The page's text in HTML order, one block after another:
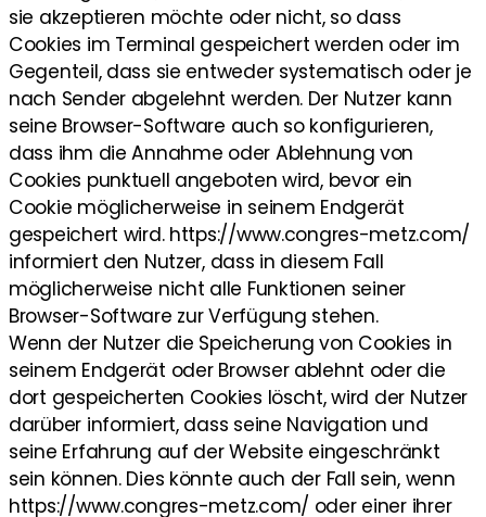
sie akzeptieren möchte oder nicht, so dass
Cookies im Terminal gespeichert werden oder im
Gegenteil, dass sie entweder systematisch oder je
nach Sender abgelehnt werden. Der Nutzer kann
seine Browser-Software auch so konfigurieren,
dass ihm die Annahme oder Ablehnung von
Cookies punktuell angeboten wird, bevor ein
Cookie möglicherweise in seinem Endgerät
gespeichert wird. https://www.congres-metz.com/
informiert den Nutzer, dass in diesem Fall
möglicherweise nicht alle Funktionen seiner
Browser-Software zur Verfügung stehen.
Wenn der Nutzer die Speicherung von Cookies in
seinem Endgerät oder Browser ablehnt oder die
dort gespeicherten Cookies löscht, wird der Nutzer
darüber informiert, dass seine Navigation und
seine Erfahrung auf der Website eingeschränkt
sein können. Dies könnte auch der Fall sein, wenn
https://www.congres-metz.com/ oder einer ihrer